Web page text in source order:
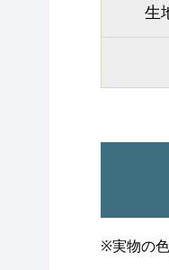
生
※実物の